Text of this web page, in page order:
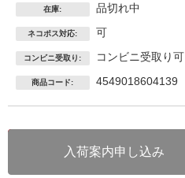
在庫: 品切れ中
ネコポス対応: 可
コンビニ受取り: コンビニ受取り可
商品コード: 4549018604139
入荷案内申し込み